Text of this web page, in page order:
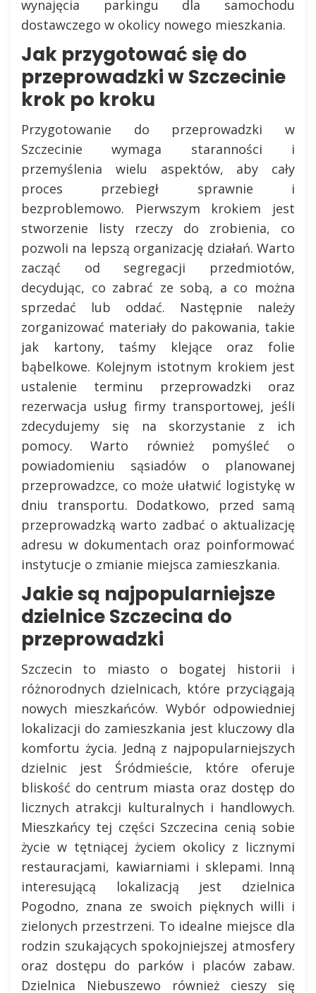
wynajęcia parkingu dla samochodu
dostawczego w okolicy nowego mieszkania.
Jak przygotować się do
przeprowadzki w Szczecinie
krok po kroku
Przygotowanie do przeprowadzki w
Szczecinie wymaga staranności i
przemyślenia wielu aspektów, aby cały
proces przebiegł sprawnie i
bezproblemowo. Pierwszym krokiem jest
stworzenie listy rzeczy do zrobienia, co
pozwoli na lepszą organizację działań. Warto
zacząć od segregacji przedmiotów,
decydując, co zabrać ze sobą, a co można
sprzedać lub oddać. Następnie należy
zorganizować materiały do pakowania, takie
jak kartony, taśmy klejące oraz folie
bąbelkowe. Kolejnym istotnym krokiem jest
ustalenie terminu przeprowadzki oraz
rezerwacja usług firmy transportowej, jeśli
zdecydujemy się na skorzystanie z ich
pomocy. Warto również pomyśleć o
powiadomieniu sąsiadów o planowanej
przeprowadzce, co może ułatwić logistykę w
dniu transportu. Dodatkowo, przed samą
przeprowadzką warto zadbać o aktualizację
adresu w dokumentach oraz poinformować
instytucje o zmianie miejsca zamieszkania.
Jakie są najpopularniejsze
dzielnice Szczecina do
przeprowadzki
Szczecin to miasto o bogatej historii i
różnorodnych dzielnicach, które przyciągają
nowych mieszkańców. Wybór odpowiedniej
lokalizacji do zamieszkania jest kluczowy dla
komfortu życia. Jedną z najpopularniejszych
dzielnic jest Śródmieście, które oferuje
bliskość do centrum miasta oraz dostęp do
licznych atrakcji kulturalnych i handlowych.
Mieszkańcy tej części Szczecina cenią sobie
życie w tętniącej życiem okolicy z licznymi
restauracjami, kawiarniami i sklepami. Inną
interesującą lokalizacją jest dzielnica
Pogodno, znana ze swoich pięknych willi i
zielonych przestrzeni. To idealne miejsce dla
rodzin szukających spokojniejszej atmosfery
oraz dostępu do parków i placów zabaw.
Dzielnica Niebuszewo również cieszy się